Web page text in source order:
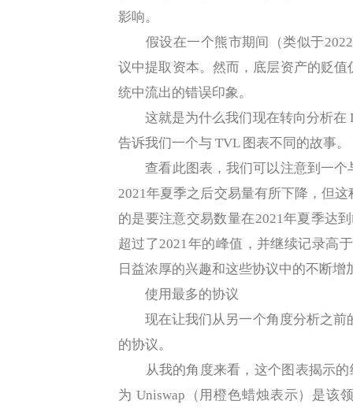
影响。
假设在一个熊市期间（类似于2022
议中提取资本。然而，底层资产的贬
统中流出的错误印象。
这就是为什么我们现在转向分析在
告诉我们一个与 TVL 图表不同的故事。
查看此图表，我们可以注意到一个
2021年夏季之后交易量有所下降，但
的是要注意交易数量在2021年夏季达
超过了2021年的峰值，并继续记录高
日益浓厚的兴趣和这些协议中的不断增
使用最多的协议
现在让我们从另一个角度分析之前
的协议。
从我的角度来看，这个图表揭示的
为 Uniswap（用橙色蜡烛表示）是该